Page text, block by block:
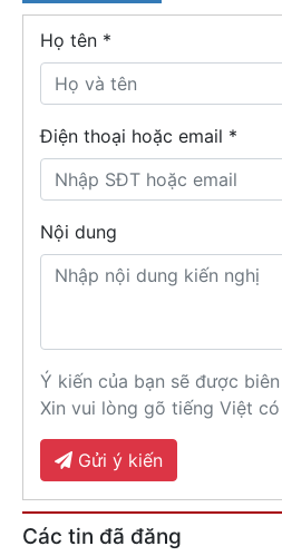
Họ tên *
Điện thoại hoặc email *
Nội dung
Ý kiến của bạn sẽ được
Xin vui lòng gõ tiếng Việt có
Gửi ý kiến
Các tin đã đăng